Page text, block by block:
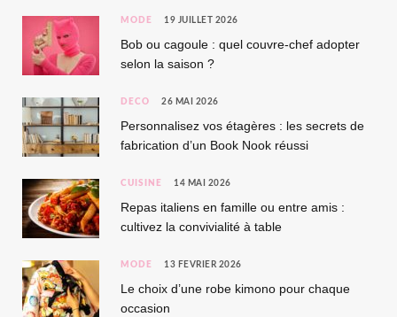
MODE 19 JUILLET 2026
Bob ou cagoule : quel couvre-chef adopter
selon la saison ?
DÉCO 26 MAI 2026
Personnalisez vos étagères : les secrets de
fabrication d’un Book Nook réussi
CUISINE 14 MAI 2026
Repas italiens en famille ou entre amis :
cultivez la convivialité à table
MODE 13 FÉVRIER 2026
Le choix d’une robe kimono pour chaque
occasion